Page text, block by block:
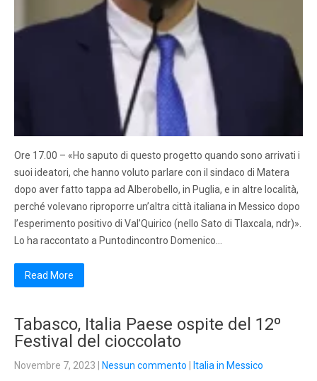
Ore 17.00 – «Ho saputo di questo progetto quando sono arrivati i
suoi ideatori, che hanno voluto parlare con il sindaco di Matera
dopo aver fatto tappa ad Alberobello, in Puglia, e in altre località,
perché volevano riproporre un’altra città italiana in Messico dopo
l’esperimento positivo di Val’Quirico (nello Sato di Tlaxcala, ndr)».
Lo ha raccontato a Puntodincontro Domenico…
Read More
Tabasco, Italia Paese ospite del 12º
Festival del cioccolato
Novembre 7, 2023 Nessun commento Italia in Messico